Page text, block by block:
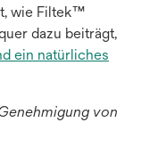
wie Filtek™
dazu beiträgt,
ein natürliches
von